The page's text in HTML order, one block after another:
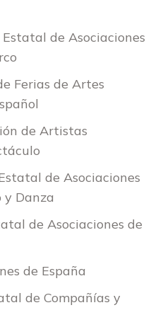
de Asociaciones
Ferias de Artes
de Artistas
de Asociaciones
y Danza
de Asociaciones de
de España
de Compañías y